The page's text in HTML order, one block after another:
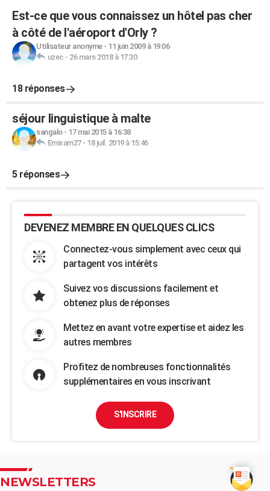
Est-ce que vous connaissez un hôtel pas cher
à côté de l'aéroport d'Orly ?
Utilisateur anonyme- 11 juin 2009 à 19:06
uzec - 26 mars 2018 à 17:30
18 réponses
séjour linguistique à malte
sangalo- 17 mai 2015 à 16:38
Emixam27- 18 juil. 2019 à 15:46
5 réponses
DEVENEZ MEMBRE EN QUELQUES CLICS
Connectez-vous simplement avec ceux qui
partagent vos intérêts
Suivez vos discussions facilement et
obtenez plus de réponses
Mettez en avant votre expertise et aidez les
autres membres
Profitez de nombreuses fonctionnalités
supplémentaires en vous inscrivant
S'INSCRIRE
NEWSLETTERS